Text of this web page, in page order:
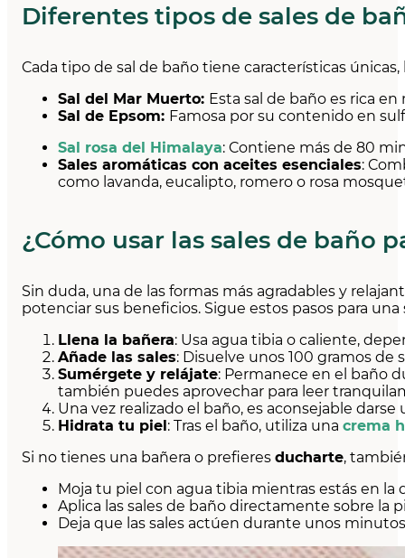
Diferentes tipos de sales de
Cada tipo de sal de baño tiene características
Sal del Mar Muerto: Esta sal de baño es rica
Sal de Epsom: Famosa por su contenido en
Sal rosa del Himalaya: Contiene más de 80
Sales aromáticas con aceites esenciales:
como lavanda, eucalipto, romero o rosa
¿Cómo usar las sales de baño
Sin duda, una de las formas más agradables y
potenciar sus beneficios. Sigue estos pasos para
Llena la bañera: Usa agua tibia o caliente,
Añade las sales: Disuelve unos 100 gramos de
Sumérgete y relájate: Permanece en el baño
también puedes aprovechar para leer
Una vez realizado el baño, es aconsejable darse
Hidrata tu piel : Tras el baño, utiliza una crema
Si no tienes una bañera o prefieres ducharte,
Moja tu piel con agua tibia mientras estás en la
Aplica las sales de baño directamente sobre la
Deja que las sales actúen durante unos